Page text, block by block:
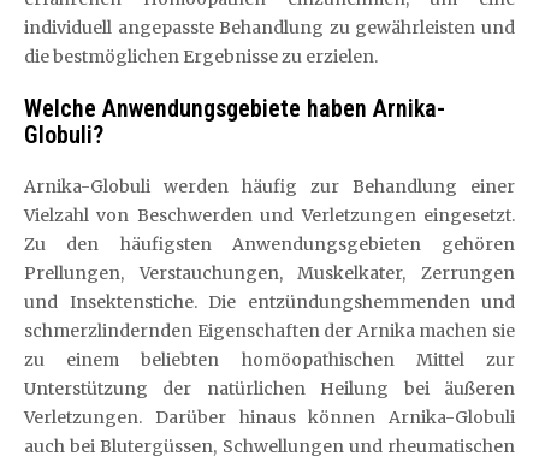
individuell angepasste Behandlung zu gewährleisten und
die bestmöglichen Ergebnisse zu erzielen.
Welche Anwendungsgebiete haben Arnika-
Globuli?
Arnika-Globuli werden häufig zur Behandlung einer
Vielzahl von Beschwerden und Verletzungen eingesetzt.
Zu den häufigsten Anwendungsgebieten gehören
Prellungen, Verstauchungen, Muskelkater, Zerrungen
und Insektenstiche. Die entzündungshemmenden und
schmerzlindernden Eigenschaften der Arnika machen sie
zu einem beliebten homöopathischen Mittel zur
Unterstützung der natürlichen Heilung bei äußeren
Verletzungen. Darüber hinaus können Arnika-Globuli
auch bei Blutergüssen, Schwellungen und rheumatischen